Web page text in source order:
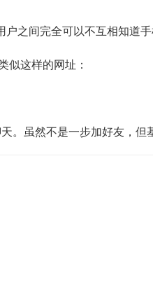
之间完全可以不互相知道
似这样的网址：
虽然不是一步加好友，但